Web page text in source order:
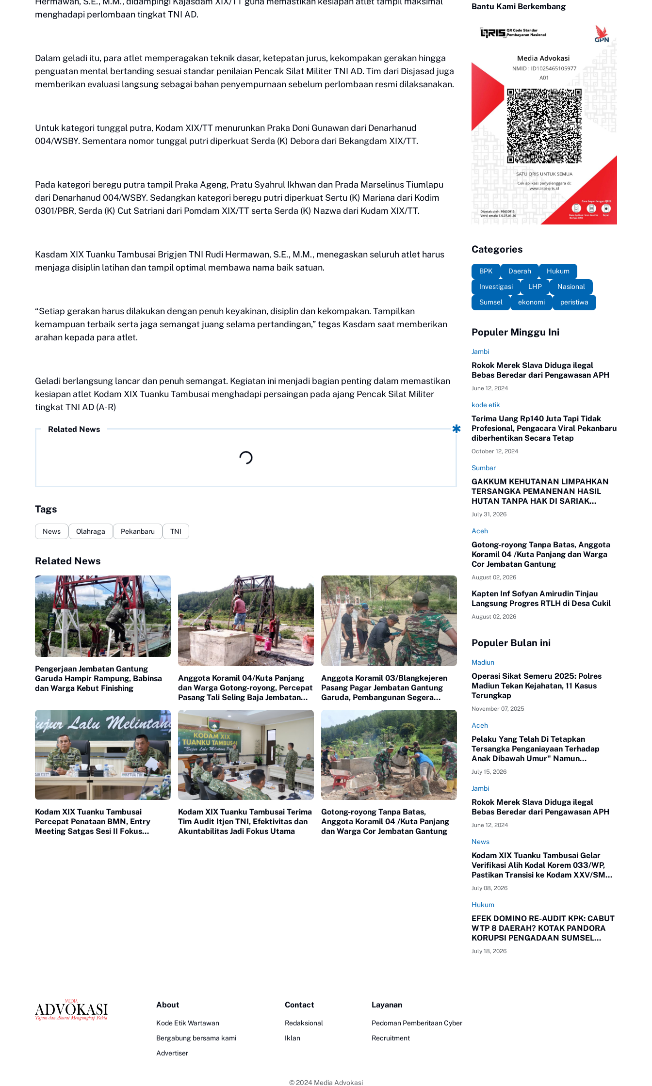
menghadapi perlombaan tingkat TNI AD.
Dalam geladi itu, para atlet memperagakan teknik dasar, ketepatan jurus, kekompakan gerakan hingga
penguatan mental bertanding sesuai standar penilaian Pencak Silat Militer TNI AD. Tim dari Disjasad juga
memberikan evaluasi langsung sebagai bahan penyempurnaan sebelum perlombaan resmi dilaksanakan.
Untuk kategori tunggal putra, Kodam XIX/TT menurunkan Praka Doni Gunawan dari Denarhanud
004/WSBY. Sementara nomor tunggal putri diperkuat Serda (K) Debora dari Bekangdam XIX/TT.
Pada kategori beregu putra tampil Praka Ageng, Pratu Syahrul Ikhwan dan Prada Marselinus Tiumlapu
dari Denarhanud 004/WSBY. Sedangkan kategori beregu putri diperkuat Sertu (K) Mariana dari Kodim
0301/PBR, Serda (K) Cut Satriani dari Pomdam XIX/TT serta Serda (K) Nazwa dari Kudam XIX/TT.
Kasdam XIX Tuanku Tambusai Brigjen TNI Rudi Hermawan, S.E., M.M., menegaskan seluruh atlet harus
menjaga disiplin latihan dan tampil optimal membawa nama baik satuan.
“Setiap gerakan harus dilakukan dengan penuh keyakinan, disiplin dan kekompakan. Tampilkan
kemampuan terbaik serta jaga semangat juang selama pertandingan,” tegas Kasdam saat memberikan
arahan kepada para atlet.
Geladi berlangsung lancar dan penuh semangat. Kegiatan ini menjadi bagian penting dalam memastikan
kesiapan atlet Kodam XIX Tuanku Tambusai menghadapi persaingan pada ajang Pencak Silat Militer
tingkat TNI AD (A-R)
Related News
Tags
News Olahraga Pekanbaru TNI
Related News
Pengerjaan Jembatan Gantung
Garuda Hampir Rampung, Babinsa
dan Warga Kebut Finishing
Anggota Koramil 04/Kuta Panjang
dan Warga Gotong-royong, Percepat
Pasang Tali Seling Baja Jembatan
Anggota Koramil 03/Blangkejeren
Pasang Pagar Jembatan Gantung
Garuda, Pembangunan Segera
Kodam XIX Tuanku Tambusai
Percepat Penataan BMN, Entry
Meeting Satgas Sesi II Fokus
Kodam XIX Tuanku Tambusai Terima
Tim Audit Itjen TNI, Efektivitas dan
Akuntabilitas Jadi Fokus Utama
Gotong-royong Tanpa Batas,
Anggota Koramil 04 /Kuta Panjang
dan Warga Cor Jembatan Gantung
Bantu Kami Berkembang
Categories
BPK Daerah
Hukum
Investigasi
LHP
Nasional
Sumsel
ekonomi peristiwa
Populer Minggu Ini
Jambi
Rokok Merek Slava Diduga ilegal
Bebas Beredar dari Pengawasan APH
June 12, 2024
kode etik
Terima Uang Rp140 Juta Tapi Tidak
Profesional, Pengacara Viral Pekanbaru
diberhentikan Secara Tetap
October 12, 2024
Sumbar
GAKKUM KEHUTANAN LIMPAHKAN
TERSANGKA PEMANENAN HASIL
HUTAN TANPA HAK DI SARIAK
BAYANG KEPADA KEJAKSAAN
NEGERI SOLOK, SUMBAR
July 31, 2026
Aceh
Gotong-royong Tanpa Batas, Anggota
Koramil 04 /Kuta Panjang dan Warga
Cor Jembatan Gantung
August 02, 2026
Kapten Inf Sofyan Amirudin Tinjau
Langsung Progres RTLH di Desa Cukil
August 02, 2026
Populer Bulan ini
Madiun
Operasi Sikat Semeru 2025: Polres
Madiun Tekan Kejahatan, 11 Kasus
Terungkap
November 07, 2025
Aceh
Pelaku Yang Telah Di Tetapkan
Tersangka Penganiayaan Terhadap
Anak Dibawah Umur" Namun
Melenggang Bebas Keluar Dari Polres
ATAM
July 15, 2026
Jambi
Rokok Merek Slava Diduga ilegal
Bebas Beredar dari Pengawasan APH
June 12, 2024
News
Kodam XIX Tuanku Tambusai Gelar
Verifikasi Alih Kodal Korem 033/WP,
Pastikan Transisi ke Kodam XXV/SMR
Berjalan Optimal
July 08, 2026
Hukum
EFEK DOMINO RE-AUDIT KPK: CABUT
WTP 8 DAERAH? KOTAK PANDORA
KORUPSI PENGADAAN SUMSEL
RESMI TERBUKA!
July 18, 2026
About
Kode Etik Wartawan
Bergabung bersama kami
Advertiser
Contact
Redaksional
Iklan
Layanan
Pedoman Pemberitaan Cyber
Recruitment
© 2024 Media Advokasi